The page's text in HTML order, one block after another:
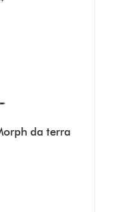
da terra